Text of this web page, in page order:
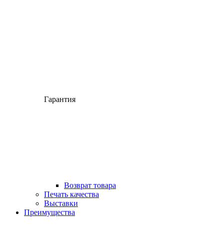
Гарантия
Возврат товара
Печать качества
Выставки
Преимущества